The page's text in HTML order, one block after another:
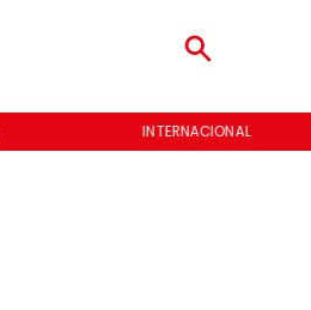
INTERNACIONAL